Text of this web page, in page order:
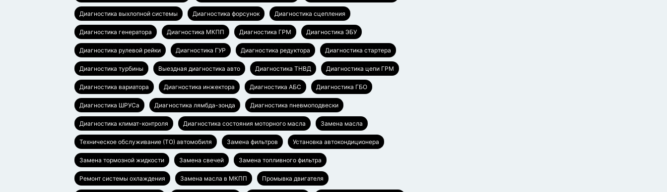
Диагностика выхлопной системы Диагностика форсунок Диагностика сцепления
Диагностика генератора Диагностика МКПП Диагностика ГРМ Диагностика ЭБУ
Диагностика рулевой рейки Диагностика ГУР Диагностика редуктора Диагностика стартера
Диагностика турбины Выездная диагностика авто Диагностика ТНВД Диагностика цепи ГРМ
Диагностика вариатора Диагностика инжектора Диагностика АБС Диагностика ГБО
Диагностика ШРУСа Диагностика лямбда-зонда Диагностика пневмоподвески
Диагностика климат-контроля Диагностика состояния моторного масла Замена масла
Техническое обслуживание (ТО) автомобиля Замена фильтров Установка автокондиционера
Замена тормозной жидкости Замена свечей Замена топливного фильтра
Ремонт системы охлаждения Замена масла в МКПП Промывка двигателя